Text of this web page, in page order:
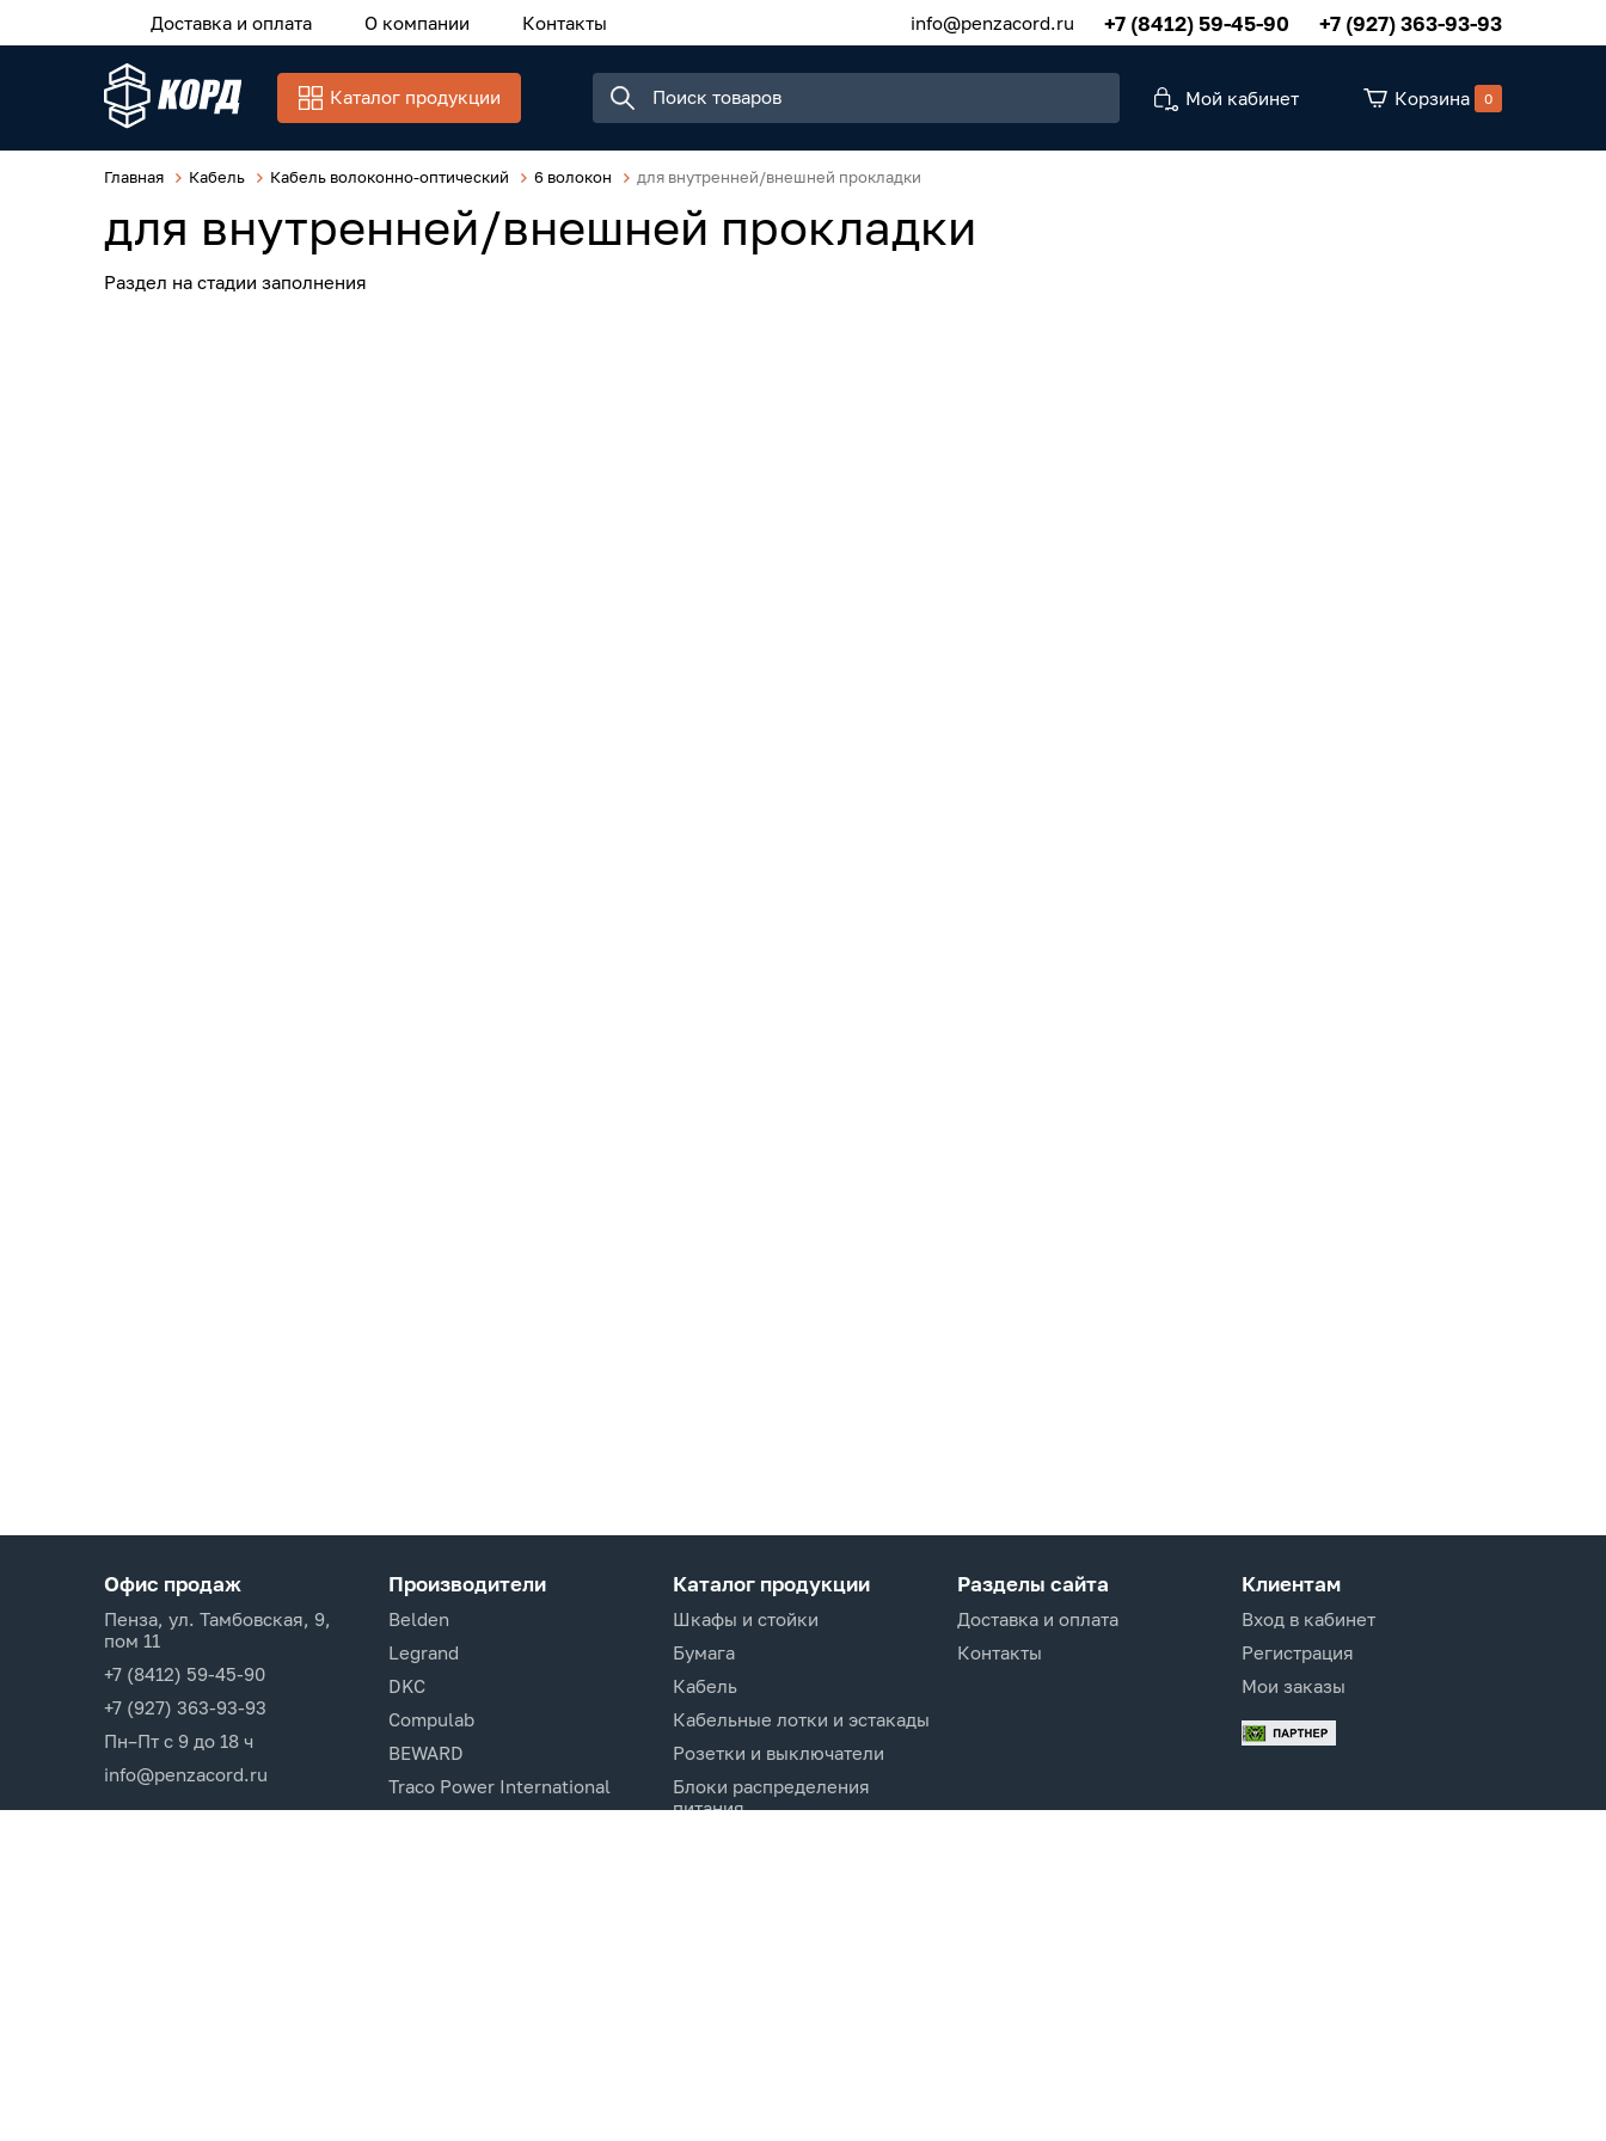
Доставка и оплата О компании Контакты info@penzacord.ru +7 (8412) 59-45-90 +7 (927) 363-93-93
Каталог продукции Мой кабинет Корзина 0
Главная Кабель Кабель волоконно-оптический 6 волокон для внутренней/внешней прокладки
для внутренней/внешней прокладки
Раздел на стадии заполнения
Офис продаж
Пенза, ул. Тамбовская, 9,
пом 11
+7 (8412) 59-45-90
+7 (927) 363-93-93
Пн–Пт с 9 до 18 ч
info@penzacord.ru
Производители
Belden
Legrand
DKC
Compulab
BEWARD
Traco Power International
Каталог продукции
Шкафы и стойки
Бумага
Кабель
Кабельные лотки и эстакады
Розетки и выключатели
Блоки распределения
питания
Разделы сайта
Доставка и оплата
Контакты
Клиентам
Вход в кабинет
Регистрация
Мои заказы